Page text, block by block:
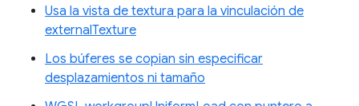
Usa la vista de textura para la vinculación de
externalTexture
Los búferes se copian sin especificar
desplazamientos ni tamaño